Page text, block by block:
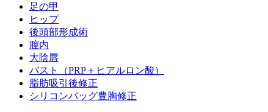
足の甲
ヒップ
後頭部形成術
膣内
大陰唇
バスト（PRP＋ヒアルロン酸）
脂肪吸引後修正
シリコンバッグ豊胸修正